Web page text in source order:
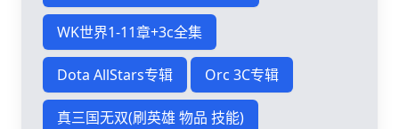
WK世界1-11章+3c全集
Dota AllStars专辑 Orc 3C专辑
真三国无双(刷英雄 物品 技能)